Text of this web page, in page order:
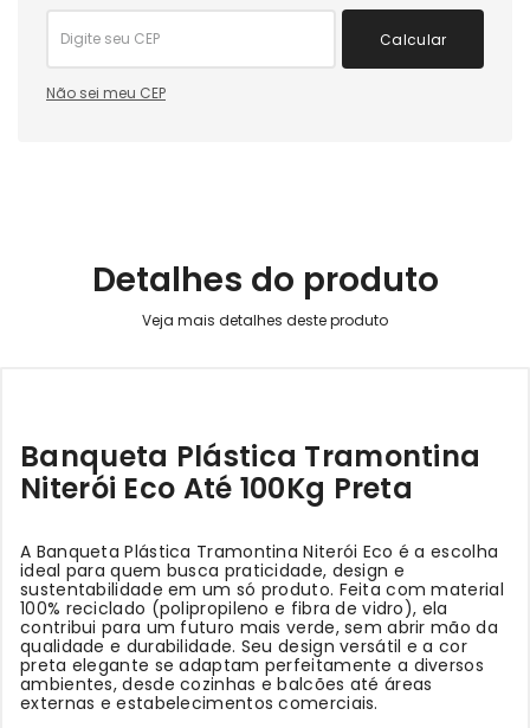
Calcular
Não sei meu CEP
Detalhes do produto
Banqueta Plástica Tramontina
Niterói Eco Até 100Kg Preta
A Banqueta Plástica Tramontina Niterói Eco é a escolha
ideal para quem busca praticidade, design e
sustentabilidade em um só produto. Feita com material
100% reciclado (polipropileno e fibra de vidro), ela
contribui para um futuro mais verde, sem abrir mão da
qualidade e durabilidade. Seu design versátil e a cor
preta elegante se adaptam perfeitamente a diversos
ambientes, desde cozinhas e balcões até áreas
externas e estabelecimentos comerciais.